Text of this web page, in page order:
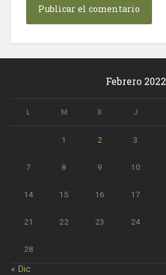
Febrero 2022
L M X J
1 2 3
7 8 9 10
14 15 16 17
21 22 23 24
28
« Dic